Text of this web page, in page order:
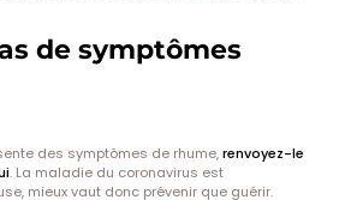
de symptômes
des symptômes de rhume,renvoyez-le
. La maladie du coronavirus est
mieux vaut donc prévenir que guérir.